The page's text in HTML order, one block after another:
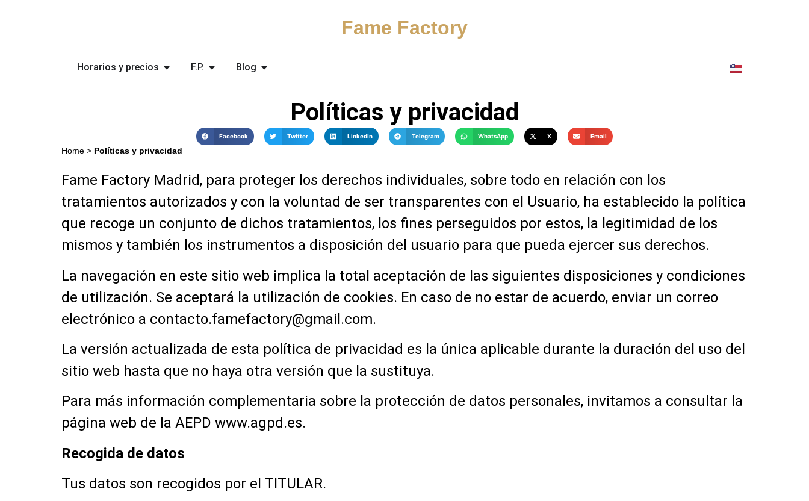
Fame Factory
Horarios y precios F.P. Blog
Políticas y privacidad
Facebook Twitter LinkedIn Telegram WhatsApp X Email
Home > Políticas y privacidad
Fame Factory Madrid, para proteger los derechos individuales, sobre todo en relación con los
tratamientos autorizados y con la voluntad de ser transparentes con el Usuario, ha establecido la política
que recoge un conjunto de dichos tratamientos, los fines perseguidos por estos, la legitimidad de los
mismos y también los instrumentos a disposición del usuario para que pueda ejercer sus derechos.
La navegación en este sitio web implica la total aceptación de las siguientes disposiciones y condiciones
de utilización. Se aceptará la utilización de cookies. En caso de no estar de acuerdo, enviar un correo
electrónico a contacto.famefactory@gmail.com.
La versión actualizada de esta política de privacidad es la única aplicable durante la duración del uso del
sitio web hasta que no haya otra versión que la sustituya.
Para más información complementaria sobre la protección de datos personales, invitamos a consultar la
página web de la AEPD www.agpd.es.
Recogida de datos
Tus datos son recogidos por el TITULAR.